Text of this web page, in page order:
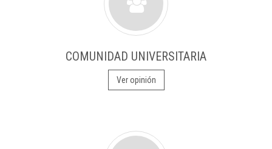
COMUNIDAD UNIVERSITARIA
Ver opinión